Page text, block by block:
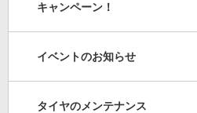
キャンペーン！
イベントのお知らせ
タイヤのメンテナンス